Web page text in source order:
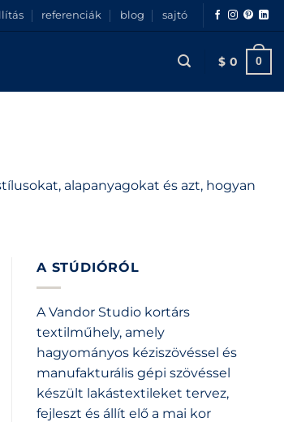
referenciák blog sajtó
$ 0 0
alapanyagokat és azt, hogyan
A STÚDIÓRÓL
A Vandor Studio kortárs
textilműhely, amely
hagyományos kéziszövéssel és
manufakturális gépi szövéssel
készült lakástextileket tervez,
fejleszt és állít elő a mai kor